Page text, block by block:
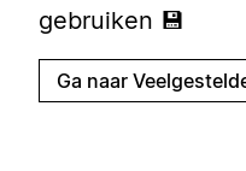
gebruiken 💾
Ga naar